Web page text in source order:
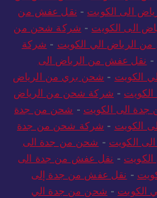
الى الكويت - نقل عفش من
الى الكويت - شركة شحن من
الرياض الي الكويت - شركة
- نقل عفش من الرياض الى
الكويت - شحن بري من الرياض
- شركة شحن من الرياض
الى الكويت - شحن من جدة
الكويت - شركة شحن من جدة
الكويت - شحن من جدة الى
- نقل عفش من جدة الى
- نقل عفش من جدة إلى
الكويت - شحن من جدة الي